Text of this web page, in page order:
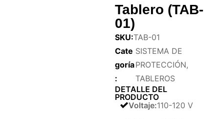
Tablero (TAB-
01)
SKU:TAB-01
Cate
goría
:
SISTEMA DE
PROTECCIÓN,
TABLEROS
DETALLE DEL
PRODUCTO
Voltaje:110-120 V